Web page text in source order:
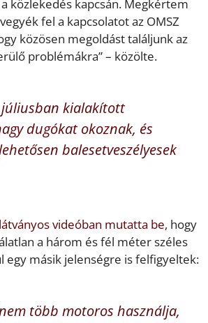
közlekedés kapcsán. Megkértem
fel a kapcsolatot az OMSZ
közösen megoldást találjunk az
problémákra” – közölte.
kialakított
dugókat okoznak, és
balesetveszélyesek
látványos videóban mutatta be, hogy
a három és fél méter széles
egy másik jelenségre is felfigyeltek:
több motoros használja,